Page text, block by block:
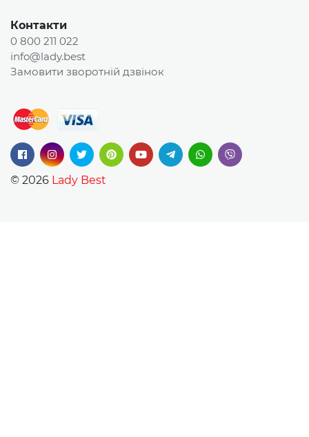
Контакти
0 800 211 022
info@lady.best
Замовити зворотній дзвінок
© 2026 Lady Best